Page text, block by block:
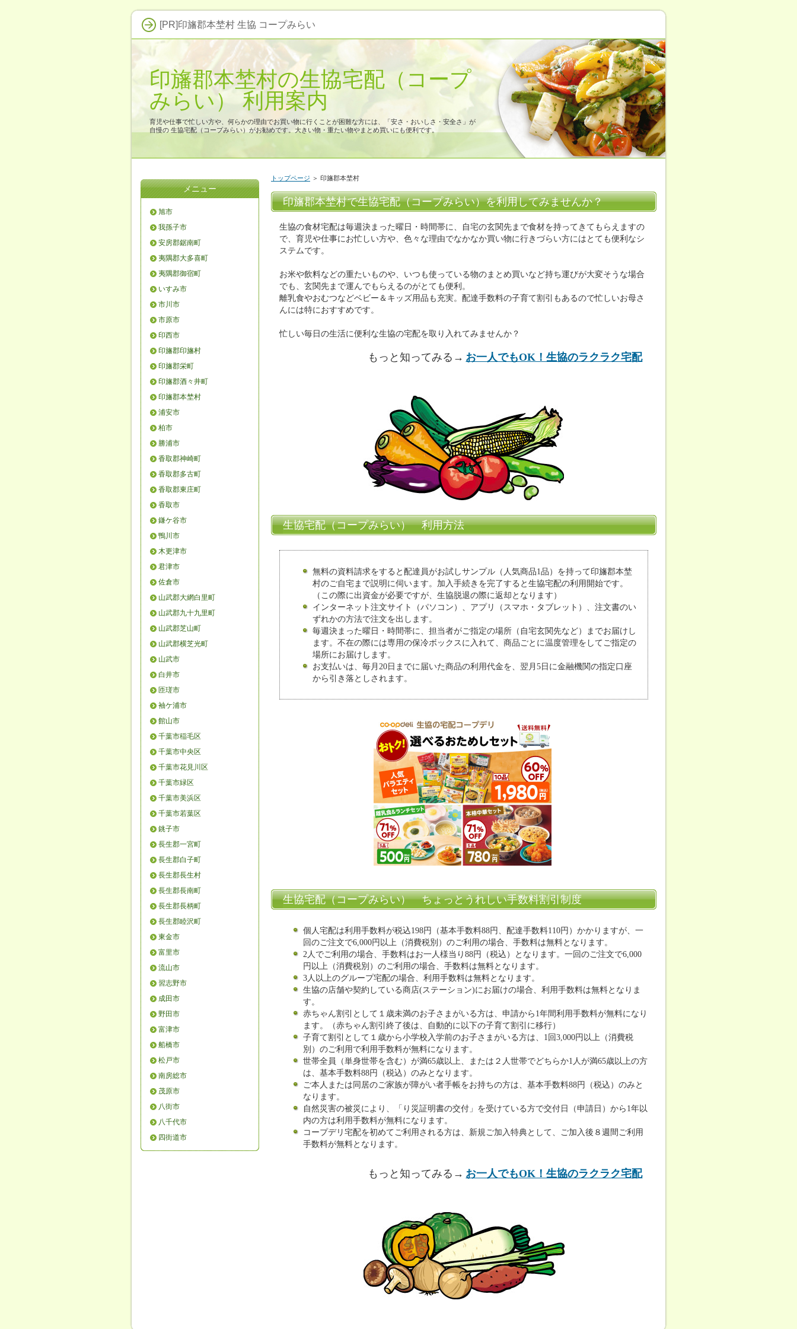
[PR]印旛郡本埜村 生協 コープみらい
印旛郡本埜村の生協宅配（コープ
みらい） 利用案内
育児や仕事で忙しい方や、何らかの理由でお買い物に行くことが困難な方には、「安さ・おいしさ・安全さ」が
自慢の 生協宅配（コープみらい）がお勧めです。大きい物・重たい物やまとめ買いにも便利です。
トップページ ＞ 印旛郡本埜村
印旛郡本埜村で生協宅配（コープみらい）を利用してみませんか？
生協の食材宅配は毎週決まった曜日・時間帯に、自宅の玄関先まで食材を持ってきてもらえますの
で、育児や仕事にお忙しい方や、色々な理由でなかなか買い物に行きづらい方にはとても便利なシ
ステムです。
お米や飲料などの重たいものや、いつも使っている物のまとめ買いなど持ち運びが大変そうな場合
でも、玄関先まで運んでもらえるのがとても便利。
離乳食やおむつなどベビー＆キッズ用品も充実。配達手数料の子育て割引もあるので忙しいお母さ
んには特におすすめです。
忙しい毎日の生活に便利な生協の宅配を取り入れてみませんか？
もっと知ってみる→ お一人でもOK！生協のラクラク宅配
生協宅配（コープみらい） 利用方法
無料の資料請求をすると配達員がお試しサンプル（人気商品1品）を持って印旛郡本埜
村のご自宅まで説明に伺います。加入手続きを完了すると生協宅配の利用開始です。
（この際に出資金が必要ですが、生協脱退の際に返却となります）
インターネット注文サイト（パソコン）、アプリ（スマホ・タブレット）、注文書のい
ずれかの方法で注文を出します。
毎週決まった曜日・時間帯に、担当者がご指定の場所（自宅玄関先など）までお届けし
ます。不在の際には専用の保冷ボックスに入れて、商品ごとに温度管理をしてご指定の
場所にお届けします。
お支払いは、毎月20日までに届いた商品の利用代金を、翌月5日に金融機関の指定口座
から引き落としされます。
生協宅配（コープみらい） ちょっとうれしい手数料割引制度
個人宅配は利用手数料が税込198円（基本手数料88円、配達手数料110円）かかりますが、一
回のご注文で6,000円以上（消費税別）のご利用の場合、手数料は無料となります。
2人でご利用の場合、手数料はお一人様当り88円（税込）となります。一回のご注文で6,000
円以上（消費税別）のご利用の場合、手数料は無料となります。
3人以上のグループ宅配の場合、利用手数料は無料となります。
生協の店舗や契約している商店(ステーション)にお届けの場合、利用手数料は無料となりま
す。
赤ちゃん割引として１歳未満のお子さまがいる方は、申請から1年間利用手数料が無料になり
ます。（赤ちゃん割引終了後は、自動的に以下の子育て割引に移行）
子育て割引として１歳から小学校入学前のお子さまがいる方は、1回3,000円以上（消費税
別）のご利用で利用手数料が無料になります。
世帯全員（単身世帯を含む）が満65歳以上、または２人世帯でどちらか1人が満65歳以上の方
は、基本手数料88円（税込）のみとなります。
ご本人または同居のご家族が障がい者手帳をお持ちの方は、基本手数料88円（税込）のみと
なります。
自然災害の被災により、「り災証明書の交付」を受けている方で交付日（申請日）から1年以
内の方は利用手数料が無料になります。
コープデリ宅配を初めてご利用される方は、新規ご加入特典として、ご加入後８週間ご利用
手数料が無料となります。
もっと知ってみる→ お一人でもOK！生協のラクラク宅配
メニュー
旭市
我孫子市
安房郡鋸南町
夷隅郡大多喜町
夷隅郡御宿町
いすみ市
市川市
市原市
印西市
印旛郡印旛村
印旛郡栄町
印旛郡酒々井町
印旛郡本埜村
浦安市
柏市
勝浦市
香取郡神崎町
香取郡多古町
香取郡東庄町
香取市
鎌ケ谷市
鴨川市
木更津市
君津市
佐倉市
山武郡大網白里町
山武郡九十九里町
山武郡芝山町
山武郡横芝光町
山武市
白井市
匝瑳市
袖ケ浦市
館山市
千葉市稲毛区
千葉市中央区
千葉市花見川区
千葉市緑区
千葉市美浜区
千葉市若葉区
銚子市
長生郡一宮町
長生郡白子町
長生郡長生村
長生郡長南町
長生郡長柄町
長生郡睦沢町
東金市
富里市
流山市
習志野市
成田市
野田市
富津市
船橋市
松戸市
南房総市
茂原市
八街市
八千代市
四街道市